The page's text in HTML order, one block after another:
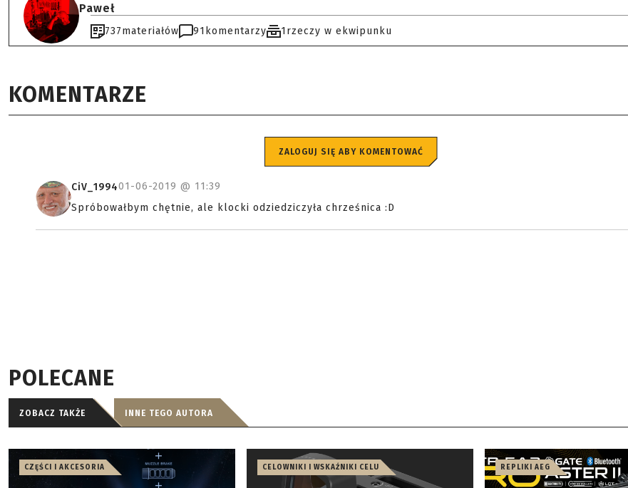
Paweł
737materiałów 91 komentarzy 1rzeczy w ekwipunku
KOMENTARZE
ZALOGUJ SIĘ ABY KOMENTOWAĆ
CiV_199401-06-2019 @ 11:39
Spróbowałbym chętnie, ale klocki odziedziczyła chrześnica :D
POLECANE
ZOBACZ TAKŻE INNE TEGO AUTORA
CZĘŚCI I AKCESORIA CELOWNIKI I WSKAŹNIKI CELU REPLIKI AEG